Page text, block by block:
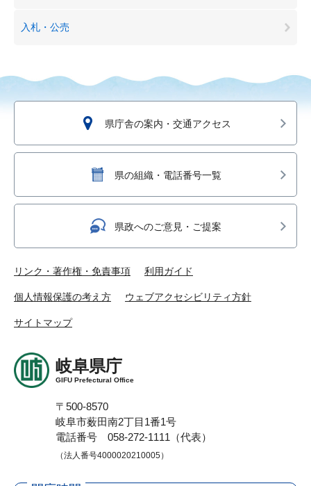
入札・公売
県庁舎の案内・交通アクセス
県の組織・電話番号一覧
県政へのご意見・ご提案
リンク・著作権・免責事項 利用ガイド
個人情報保護の考え方 ウェブアクセシビリティ方針
サイトマップ
岐阜県庁
GIFU Prefectural Office
〒500-8570
岐阜市薮田南2丁目1番1号
電話番号 058-272-1111（代表）
（法人番号4000020210005）